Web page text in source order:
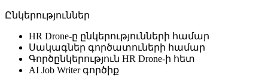
Ընկերություններ
HR Drone-ը ընկերությունների համար
Սակագներ գործատուների համար
Գործընկերություն HR Drone-ի հետ
AI Job Writer գործիք